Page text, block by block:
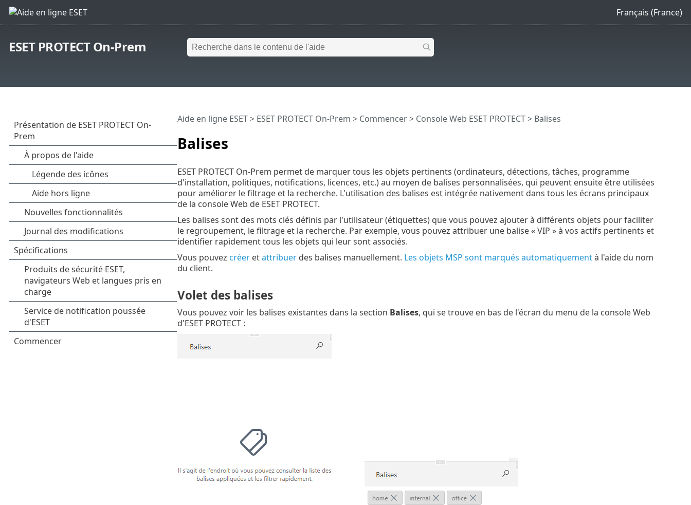
Français (France)
ESET PROTECT On-Prem
Balises
Aide en ligne ESET> ESET PROTECT On-Prem > Commencer> Console Web ESET PROTECT> Balises
ESET PROTECT On-Prem permet de marquer tous les objets pertinents (ordinateurs, détections, tâches, programme
d'installation, politiques, notifications, licences, etc.) au moyen de balises personnalisées, qui peuvent ensuite être utilisées
pour améliorer le filtrage et la recherche. L'utilisation des balises est intégrée nativement dans tous les écrans principaux
de la console Web de ESET PROTECT.
Les balises sont des mots clés définis par l'utilisateur (étiquettes) que vous pouvez ajouter à différents objets pour faciliter
le regroupement, le filtrage et la recherche. Par exemple, vous pouvez attribuer une balise « VIP » à vos actifs pertinents et
identifier rapidement tous les objets qui leur sont associés.
Vous pouvez créeretattribuerdes balises manuellement. Les objets MSP sont marqués automatiquementà l'aide du nom
du client.
Volet des balises
Vous pouvez voir les balises existantes dans la section Balises, qui se trouve en bas de l'écran du menu de la console Web
d'ESET PROTECT :